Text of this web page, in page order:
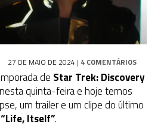
27 DE MAIO DE 2024 | 4 COMENTÁRIOS
de Star Trek: Discovery
quinta-feira e hoje temos
um trailer e um clipe do último
“Life, Itself”.